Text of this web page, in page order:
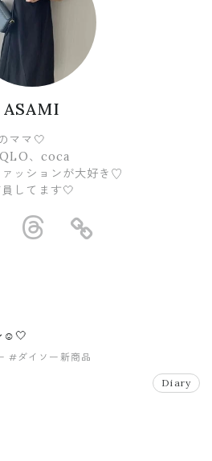
ASAMI
ママ🤍
、coca
ァッションが大好き♡
してます🤍
https://https://
☺️🤍
#ダイソー新商品
Diary